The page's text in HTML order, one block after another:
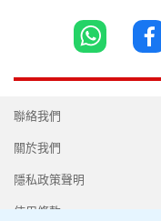
聯絡我們
關於我們
隱私政策聲明
使用條款